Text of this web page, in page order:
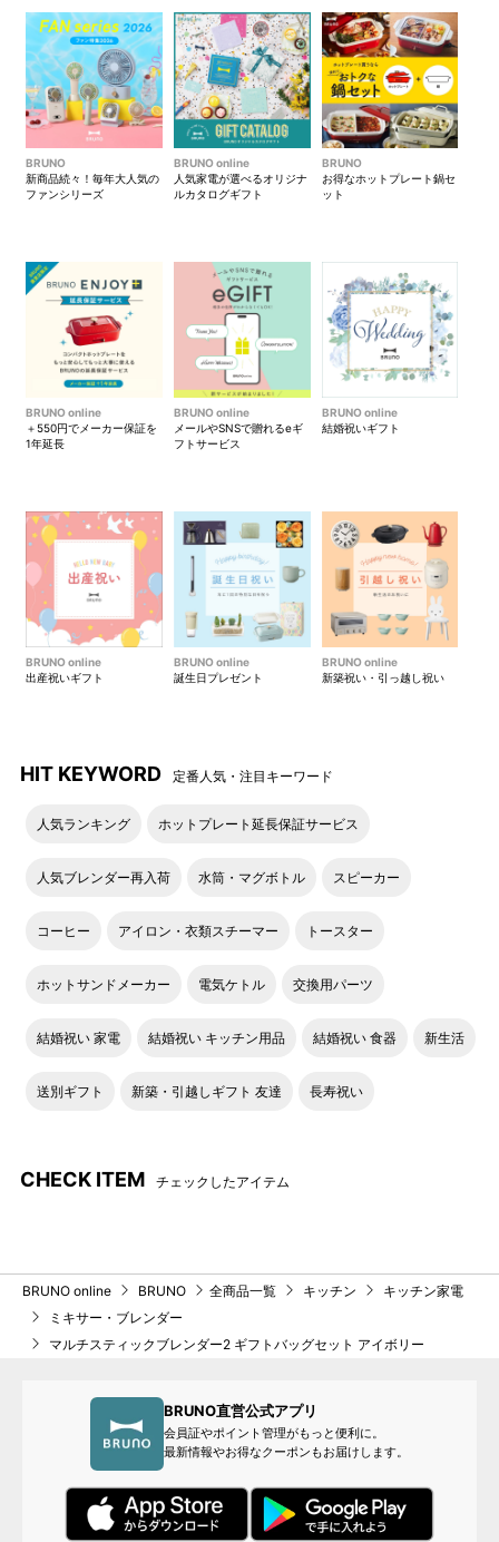
は、本体を▲マークとロック
マークが合うように、しっか
り止まるまで回すだけでOK
ワンポイント。
パッケージ
使い方いろいろ
氷も簡単に クラッシュアイスに！
小さくカットした玉ねぎも
あっという間にみじん切り
に！
生クリームなどの泡立ても
にんじんも 簡単にペースト状に！
●お手入れもラクラク
ブレンダースティックやホイ
ッパーは、付属のブレンダー
す。
汚れが落ちにくい場合やチョ
ッパーのお手入れの際には本
ばOK！
マルチスティックブレンダー2で作れる！レシピ例
かぼちゃとクリームチーズのディップ
電子レンジ調理とブレンダーを組み合わせた、大人も子供も楽
ガパオ
だけの簡単レシピ
ツナと野菜のおかゆ
電子レンジ調理とブレンダーを組み合わせた、離乳食中期～後
BRUNO
新商品続々！毎年大人気の
ファンシリーズ
BRUNO online
人気家電が選べるオリジナ
ルカタログギフト
BRUNO
お得なホットプレート鍋セ
ット
BRUNO online
＋550円でメーカー保証を
1年延長
BRUNO online
メールやSNSで贈れるeギ
フトサービス
BRUNO online
結婚祝いギフト
BRUNO online
出産祝いギフト
BRUNO online
誕生日プレゼント
BRUNO online
新築祝い・引っ越し祝い
HIT KEYWORD 定番人気・注目キーワード
人気ランキング ホットプレート延長保証サービス
人気ブレンダー再入荷 水筒・マグボトル スピーカー
コーヒー アイロン・衣類スチーマー トースター
ホットサンドメーカー 電気ケトル 交換用パーツ
結婚祝い 家電 結婚祝い キッチン用品 結婚祝い 食器 新生活
送別ギフト 新築・引越しギフト 友達 長寿祝い
CHECK ITEM チェックしたアイテム
BRUNO online BRUNO 全商品一覧 キッチン
キッチン家電
ミキサー・ブレンダー
マルチスティックブレンダー2 ギフトバッグセット アイボリー
BRUNO直営公式アプリ
会員証やポイント管理がもっと便利に。
最新情報やお得なクーポンもお届けします。